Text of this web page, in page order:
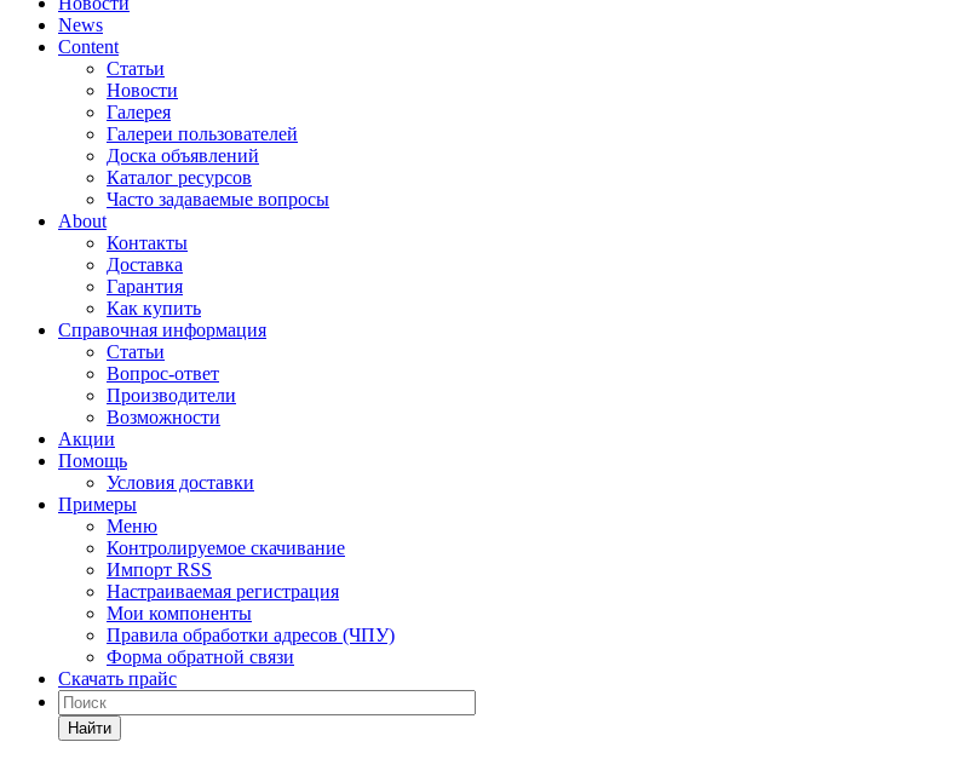
News
Content
Статьи
Новости
Галерея
Галереи пользователей
Доска объявлений
Каталог ресурсов
Часто задаваемые вопросы
About
Контакты
Доставка
Гарантия
Как купить
Справочная информация
Статьи
Вопрос-ответ
Производители
Возможности
Акции
Помощь
Условия доставки
Примеры
Меню
Контролируемое скачивание
Импорт RSS
Настраиваемая регистрация
Мои компоненты
Правила обработки адресов (ЧПУ)
Форма обратной связи
Скачать прайс
Найти